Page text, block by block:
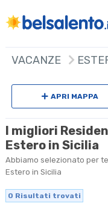
VACANZE
APRI MAPPA
I migliori
Estero in Sicilia
Abbiamo selezionato per
Estero in Sicilia
0 Risultati trovati